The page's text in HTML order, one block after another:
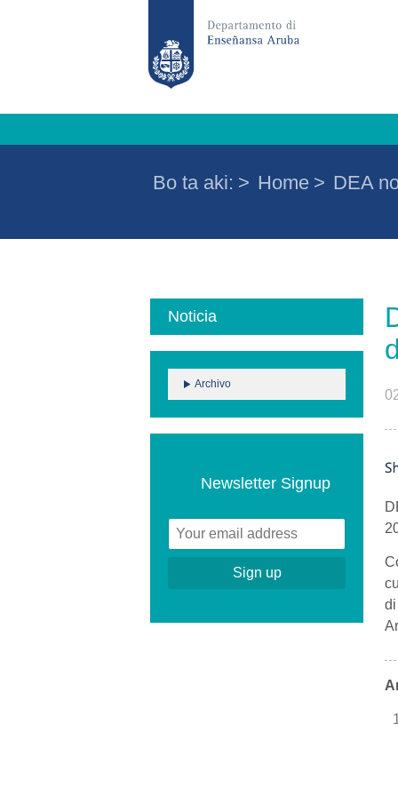
Bo ta aki: > Home > DEA
Noticia
Archivo
Newsletter Signup